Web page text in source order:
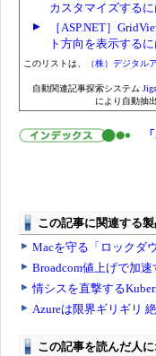
カスタマイズするに
［ASP.NET］
ト方向を表示するに
このリストは、 （株）デジタル
自動関連記事探索システム
により自動抽